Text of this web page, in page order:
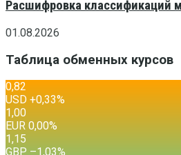
Расшифровка классификаций
01.08.2026
Таблица обменных курсов
0,82
USD +0,33%
1,00
EUR 0,00%
1,15
GBP –1,03%